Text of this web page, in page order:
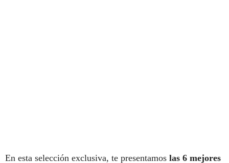
En esta selección exclusiva, te presentamos las 6 mejores